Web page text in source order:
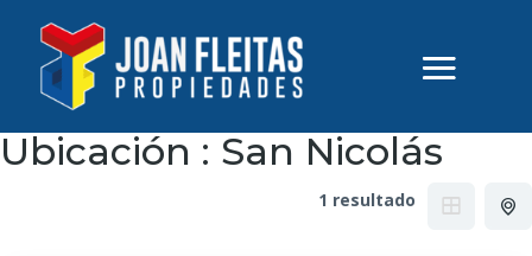
Ubicación : San Nicolás
1 resultado